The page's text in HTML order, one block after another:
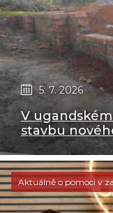
5. 7. 2026
V
stavbu
Aktuálně o pomoci v